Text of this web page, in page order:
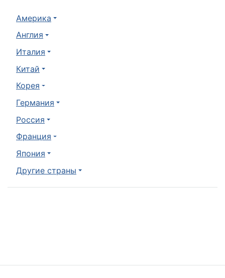
Америка
Англия
Италия
Китай
Корея
Германия
Россия
Франция
Япония
Другие страны